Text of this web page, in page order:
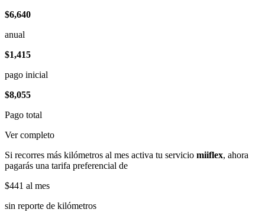
$6,640
anual
$1,415
pago inicial
$8,055
Pago total
Ver completo
Si recorres más kilómetros al mes activa tu servicio miiflex, ahora
pagarás una tarifa preferencial de
$441 al mes
sin reporte de kilómetros